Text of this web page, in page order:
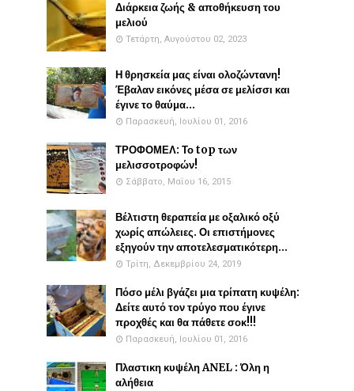
Διάρκεια ζωής & αποθήκευση του
μελιού
Τετάρτη, Αυγούστου 02, 2023
Η θρησκεία μας είναι ολοζώντανη!
Έβαλαν εικόνες μέσα σε μελίσσι και
έγινε το θαύμα...
Παρασκευή, Ιουλίου 01, 2016
ΤΡΟΦΟΜΕΛ: Το top των
μελισσοτροφών!
Σάββατο, Μαΐου 16, 2015
Βέλτιστη θεραπεία με οξαλικό οξύ
χωρίς απώλειες. Οι επιστήμονες
εξηγούν την αποτελεσματικότερη...
Τρίτη, Δεκεμβρίου 24, 2019
Πόσο μέλι βγάζει μια τρίπατη κυψέλη:
Δείτε αυτό τον τρύγο που έγινε
προχθές και θα πάθετε σοκ!!!
Παρασκευή, Ιουλίου 01, 2016
Πλαστικη κυψέλη ANEL : Όλη η
αλήθεια